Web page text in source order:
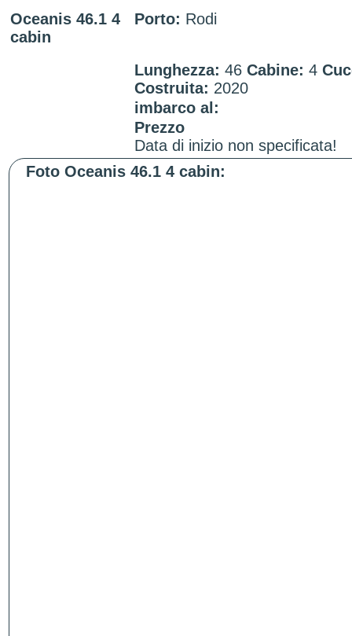
Oceanis 46.1 4
cabin
Porto: Rodi
Lunghezza: 46 Cabine: 4
Costruita: 2020
imbarco al:
Prezzo
Data di inizio non specificata!
Foto Oceanis 46.1 4 cabin: